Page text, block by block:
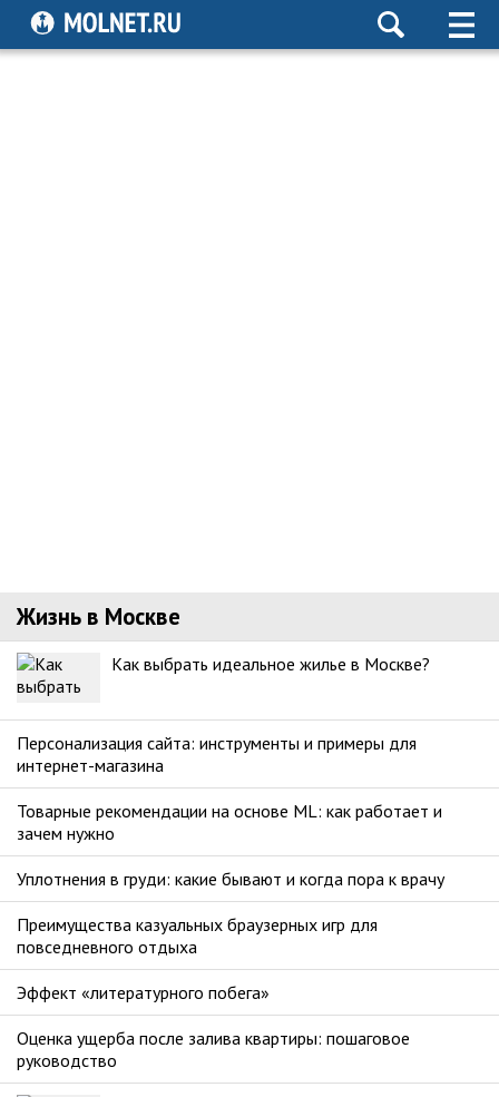
Жизнь в Москве
Как выбрать идеальное жилье в Москве?
Персонализация сайта: инструменты и примеры для
интернет-магазина
Товарные рекомендации на основе ML: как работает и
зачем нужно
Уплотнения в груди: какие бывают и когда пора к врачу
Преимущества казуальных браузерных игр для
повседневного отдыха
Эффект «литературного побега»
Оценка ущерба после залива квартиры: пошаговое
руководство